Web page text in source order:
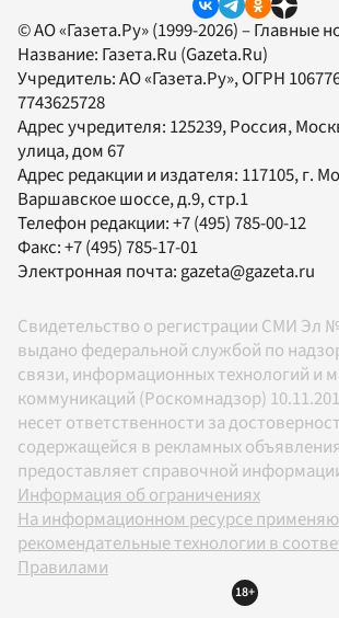
© АО «Газета.Ру» (1999-2026) – Главные
Название: Газета.Ru (Gazeta.Ru)
Учредитель:АО «Газета.Ру», ОГРН
7743625728
Адрес учредителя: 125239, Россия,
улица, дом 67
Адрес редакции и издателя: 117105, г.
Варшавское шоссе, д.9, стр.1
Телефон редакции:+7 (495) 785-00-12
Факс:+7 (495) 785-17-01
Электронная почта: gazeta@gazeta.ru
Свидетельство о регистрации СМИ Эл
выдано федеральной службой по
связи, информационных технологий и
коммуникаций (Роскомнадзор)
несет ответственности за
содержащейся в рекламных
предоставляет справочной
Информация об ограничениях
На информационном ресурсе
рекомендательные технологии в
Правилами
18+